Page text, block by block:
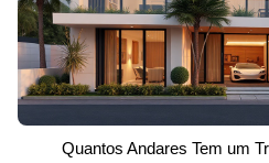
Quantos Andares Tem um